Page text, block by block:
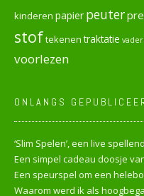
kinderen papier peuter
stoftekenen traktatie
voorlezen
ONLANGS
‘Slim Spelen’, een live
Een simpel cadeau doosje
Een speurspel om een
Waarom werd ik als